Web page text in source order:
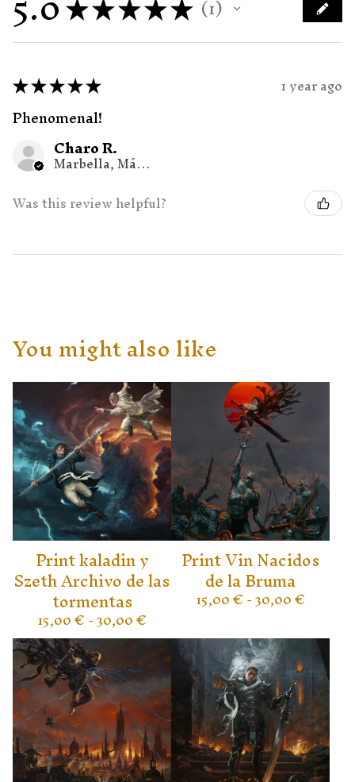
1
1
★★★★★ 1 year ago
Phenomenal!
Charo R.
Marbella, Málaga
Was this review helpful?
You might also like
Print kaladin y
Szeth Archivo de las
tormentas
15,00€- 30,00€
Print Vin Nacidos
de la Bruma
15,00€- 30,00€